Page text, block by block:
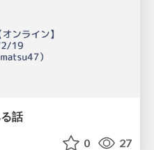
話
0 27